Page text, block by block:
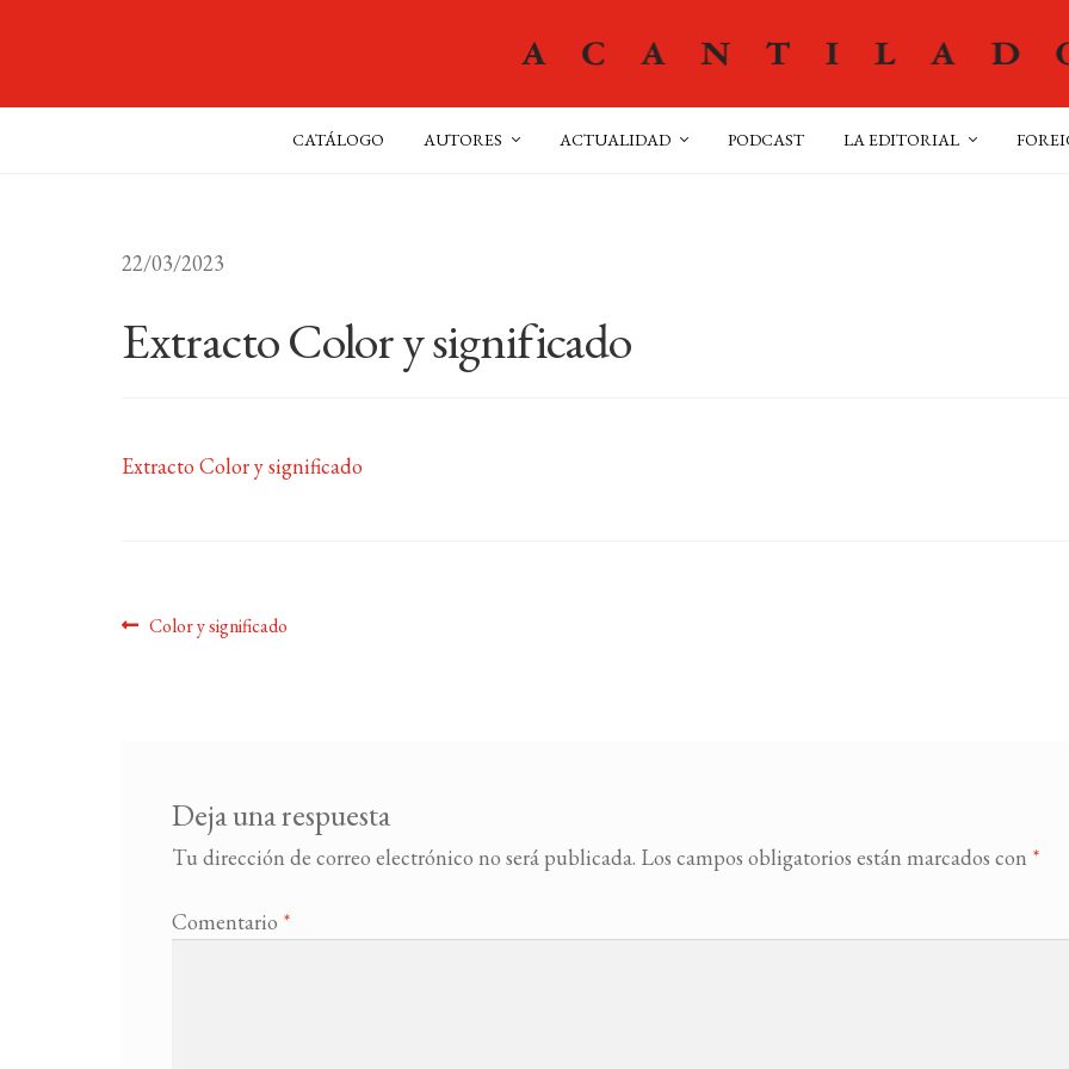
CATÁLOGO AUTORES ACTUALIDAD PODCAST LA EDITORIAL
22/03/2023
Extracto Color y significado
Extracto Color y significado
Navegación
Anterior:
Color y significado
Deja una respuesta
Tu dirección de correo electrónico no será publicada. Los campos obligatorios están marcados con *
Comentario *